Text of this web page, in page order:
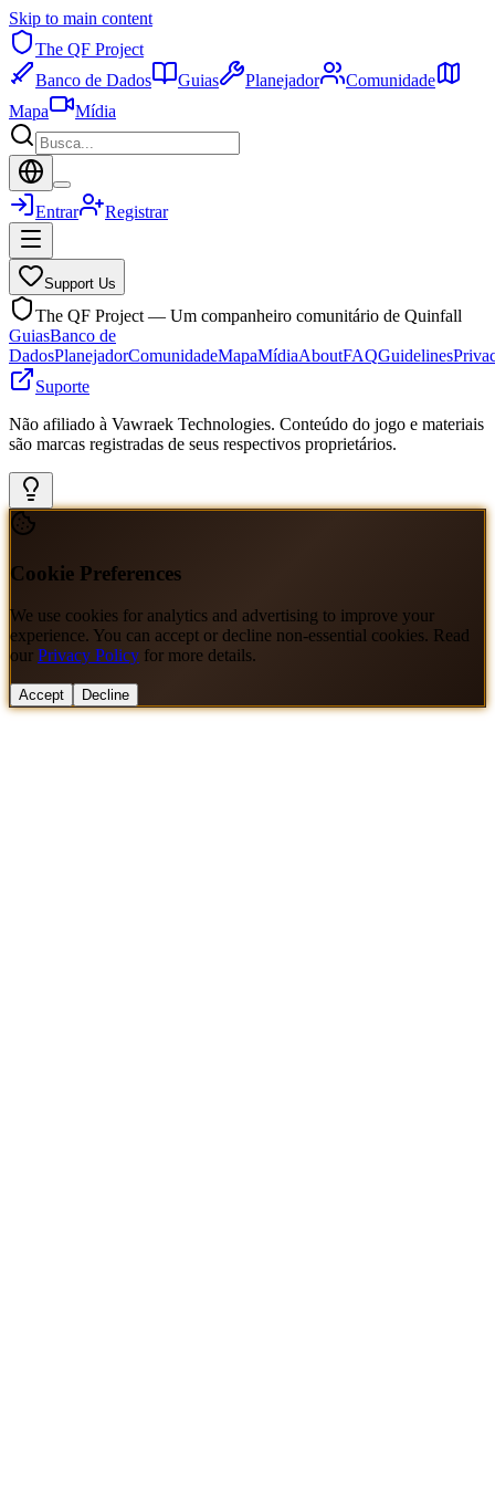
Skip to main content
The QF Project
Banco de Dados
Guias Planejador
Comunidade
Mapa
Mídia
Entrar Registrar
Support Us
The QF Project — Um companheiro comunitário de Quinfall
GuiasBanco de
DadosPlanejadorComunidadeMapaMídiaAboutFAQGuidelines
Suporte
Não afiliado à Vawraek Technologies. Conteúdo do jogo e materiais
são marcas registradas de seus respectivos proprietários.
Cookie Preferences
We use cookies for analytics and advertising to improve your
experience. You can accept or decline non-essential cookies. Read
our Privacy Policy for more details.
Accept Decline